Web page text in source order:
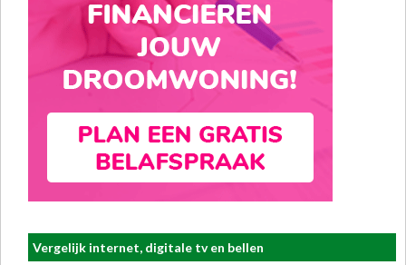
Vergelijk internet, digitale tv en bellen